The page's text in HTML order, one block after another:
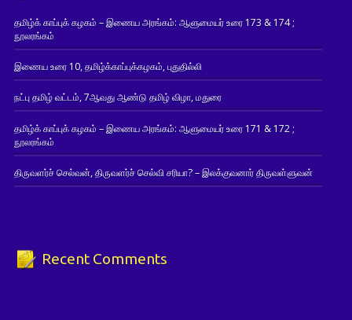
தமிழ்க் காப்புக் கழகம் – இணைய அரங்கம்: ஆளுமையர் உரை 173 & 174 ;
நூலரங்கம்
இணைய உரை 10, தமிழ்க்காப்புக்கழகம், புதுதில்லி
நட்பு தமிழ் வட்டம், 7ஆவது ஆண்டு தமிழ் விழா, மதுரை
தமிழ்க் காப்புக் கழகம் – இணைய அரங்கம்: ஆளுமையர் உரை 171 & 172 ;
நூலரங்கம்
திருவளர்ச் செல்வன், திருவளர்ச் செல்வி சரியா? – இலக்குவனார் திருவள்ளுவன்
Recent Comments